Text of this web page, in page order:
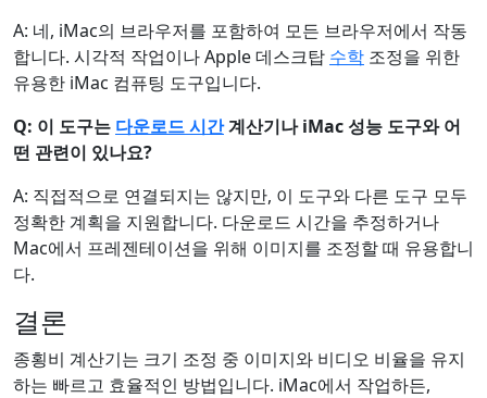
A: 네, iMac의 브라우저를 포함하여 모든 브라우저에서 작동
합니다. 시각적 작업이나 Apple 데스크탑 수학 조정을 위한
유용한 iMac 컴퓨팅 도구입니다.
Q: 이 도구는 다운로드 시간계산기나 iMac 성능 도구와 어
떤 관련이 있나요?
A: 직접적으로 연결되지는 않지만, 이 도구와 다른 도구 모두
정확한 계획을 지원합니다. 다운로드 시간을 추정하거나
Mac에서 프레젠테이션을 위해 이미지를 조정할 때 유용합니
다.
결론
종횡비 계산기는 크기 조정 중 이미지와 비디오 비율을 유지
하는 빠르고 효율적인 방법입니다. iMac에서 작업하든,